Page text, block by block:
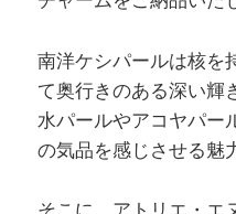
南洋ケシパールは核を
て奥行きのある深い輝
水パールやアコヤパー
の気品を感じさせる魅
そこに、アトリエ・エ